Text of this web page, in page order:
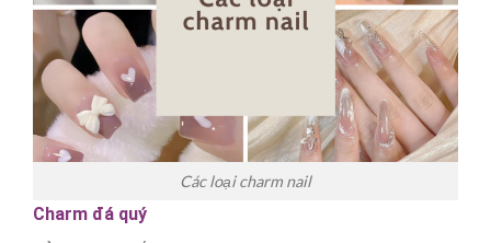
Các loại charm nail
Charm đá quý